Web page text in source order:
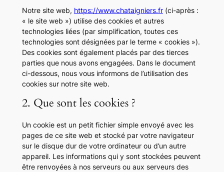
Notre site web, https://www.chataigniers.fr(ci-après :
« le site web ») utilise des cookies et autres
technologies liées (par simplification, toutes ces
technologies sont désignées par le terme « cookies »).
Des cookies sont également placés par des tierces
parties que nous avons engagées. Dans le document
ci-dessous, nous vous informons de l’utilisation des
cookies sur notre site web.
2. Que sont les cookies ?
Un cookie est un petit fichier simple envoyé avec les
pages de ce site web et stocké par votre navigateur
sur le disque dur de votre ordinateur ou d’un autre
appareil. Les informations qui y sont stockées peuvent
être renvoyées à nos serveurs ou aux serveurs des